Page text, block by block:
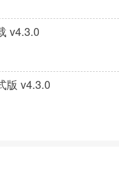
v4.3.0
版 v4.3.0